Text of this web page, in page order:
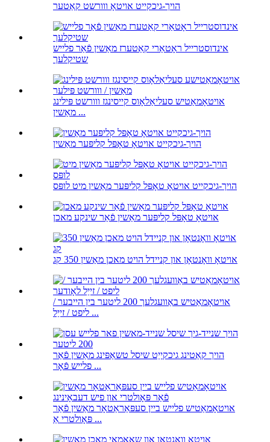
הויך-גיכקייט אויטאָ ווורשט קאַטער
אינדוסטרייל ראָטאַרי קאַטערז מאַשין פֿאַר פלייש
שטיקלעך
אויטאָמאַטיש סעליאַלאָוס קייסינגז ווורשט פּילינג
מאַשין ...
הויך-גיכקייט אויטאָ טאָפּל קליפּער מאַשין
הויך-גיכקייט אויטאָ טאָפּל קליפּער מאַשין מיט לופּס
אויטאָ טאָפּל קליפּער מאַשין פֿאַר שינקע מאכן
אויטאָ וואָנטאָן און קניידל הויט מאכן מאַשין 350 קג
אויטאָמאַטיש באַוועגלעך 200 ליטער בין הייבער /
ליפט / זייַל ...
הויך קאַטינג גיכקייַט שיסל טשאַפּינג מאַשין פֿאַר
פלייש פֿאָר ...
אויטאָמאַטיש פלייש ביין סעפּאַראַטאָר מאַשין פֿאַר
פּאָולטרי אַ ...